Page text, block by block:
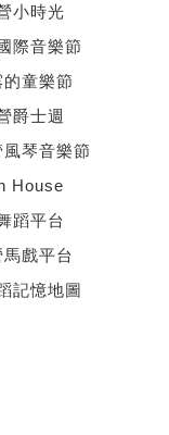
小時光
際音樂節
童樂節
爵士週
琴音樂節
House
蹈平台
戲平台
記憶地圖